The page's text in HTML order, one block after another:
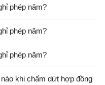
phép năm?
phép năm?
phép năm?
khi chấm dứt hợp đồng